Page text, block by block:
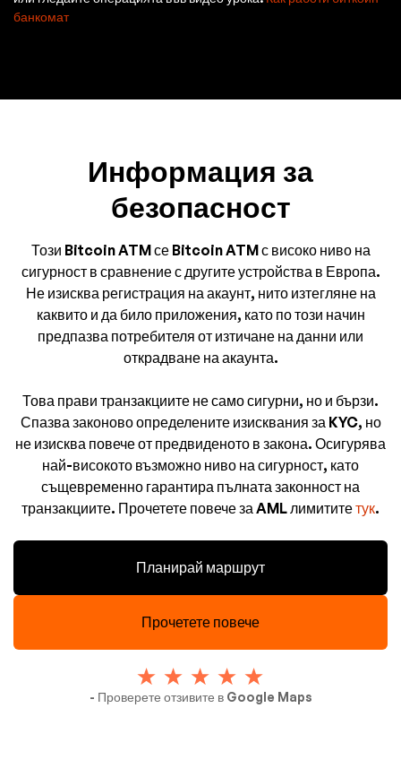
банкомат
Информация за
безопасност
Този Bitcoin ATM се Bitcoin ATM с високо ниво на
сигурност в сравнение с другите устройства в Европа.
Не изисква регистрация на акаунт, нито изтегляне на
каквито и да било приложения, като по този начин
предпазва потребителя от изтичане на данни или
открадване на акаунта.
Това прави транзакциите не само сигурни, но и бързи.
Спазва законово определените изисквания за KYC, но
не изисква повече от предвиденото в закона. Осигурява
най-високото възможно ниво на сигурност, като
същевременно гарантира пълната законност на
транзакциите. Прочетете повече за AML лимититетук.
Планирай маршрут
Прочетете повече
- Проверете отзивите в Google Maps